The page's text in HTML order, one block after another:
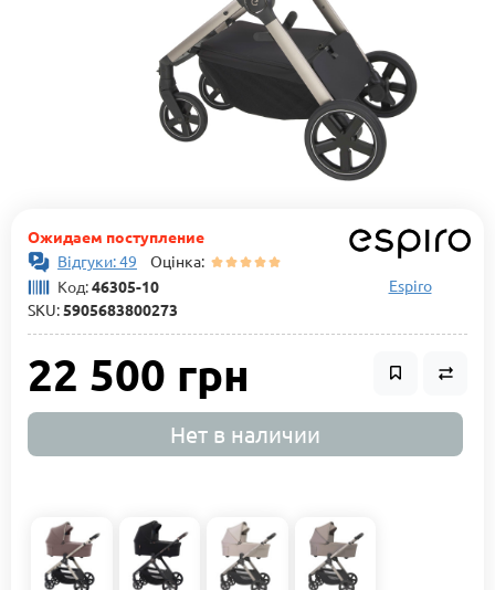
Ожидаем поступление
Відгуки: 49 Оцінка:
Код:46305-10
SKU:5905683800273
Espiro
22 500 грн
Нет в наличии